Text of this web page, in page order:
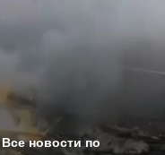
Все новости по